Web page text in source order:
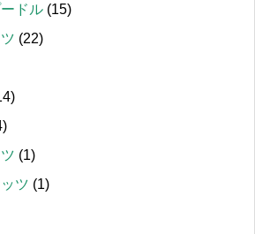
ドル (15)
(22)
(1)
ツ (1)